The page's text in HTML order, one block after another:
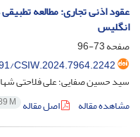
عقود اذنی تجاری: مطالعه
انگلیس
صفحه73-96
CSIW.2024.7964.2242
سید حسین صفایی؛ علی فلاحتی
مشاهده مقاله
اصل مقاله M